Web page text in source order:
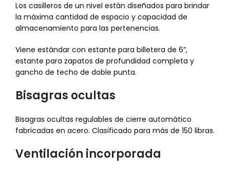
Los casilleros de un nivel están diseñados para brindar
la máxima cantidad de espacio y capacidad de
almacenamiento para las pertenencias.
Viene estándar con estante para billetera de 6”,
estante para zapatos de profundidad completa y
gancho de techo de doble punta.
Bisagras ocultas
Bisagras ocultas regulables de cierre automático
fabricadas en acero. Clasificado para más de 150 libras.
Ventilación incorporada